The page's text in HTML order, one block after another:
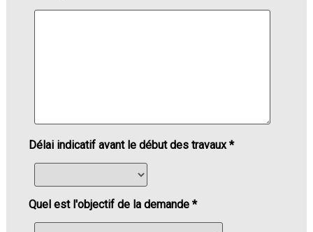
Délai indicatif avant le début des travaux *
Quel est l'objectif de la demande *